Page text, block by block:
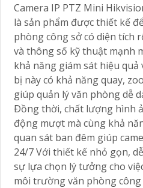
Camera IP PTZ Mini
là sản phẩm được thiết kế
phòng công sở có diện tích
và thông số kỹ thuật mạnh
khả năng giám sát hiệu
bị này có khả năng quay,
giúp quản lý văn phòng dễ
Ðồng thời, chất lượng hình
động mượt mà cùng khả
quan sát ban đêm giúp
24/7 Với thiết kế nhỏ gọn,
sự lựa chọn lý tưởng cho
môi trường văn phòng công